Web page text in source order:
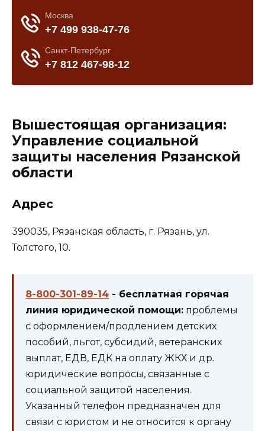
Вышестоящая организация:
Управление социальной
защиты населения Рязанской
области
Адрес
390035, Рязанская область, г. Рязань, ул.
Толстого, 10.
8-800-301-89-14 - бесплатная горячая
линия юридической помощи: проблемы
с оформлением/продлением детских
пособий, льгот, субсидий, ветеранских
выплат, ЕДВ, ЕДК на оплату ЖКХ и др.
юридические вопросы, связанные с
социальной защитой населения.
Указанный телефон предназначен для
связи с юристом и не относится к органу